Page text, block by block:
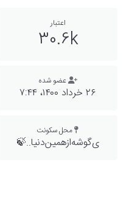
اعتبار
30.6k
عضو شده
۲۶ خرداد ۱۴۰۰،‏ ۷:۴۴
محل سکونت
ی‌گوشه‌ازهمین‌دنیا..🍃